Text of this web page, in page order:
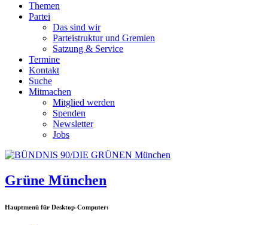
Themen
Partei
Das sind wir
Parteistruktur und Gremien
Satzung & Service
Termine
Kontakt
Suche
Mitmachen
Mitglied werden
Spenden
Newsletter
Jobs
Grüne München
Hauptmenü für Desktop-Computer: